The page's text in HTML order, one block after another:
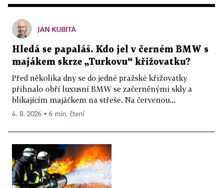
JAN KUBITA
Hledá se papaláš. Kdo jel v černém BMW s
majákem skrze „Turkovu“ křižovatku?
Před několika dny se do jedné pražské křižovatky
přihnalo obří luxusní BMW se začerněnými skly a
blikajícím majáčkem na střeše. Na červenou...
4. 8. 2026 ▪ 6 min. čtení